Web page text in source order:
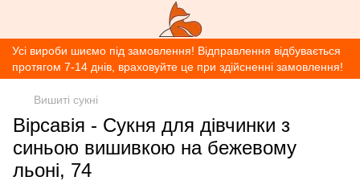
Усі вироби шиємо під замовлення! Відправлення відбувається
протягом 7-14 днів, враховуйте це при здійсненні замовлення!
Вишиті сукні
Вірсавія - Сукня для дівчинки з
синьою вишивкою на бежевому
льоні, 74